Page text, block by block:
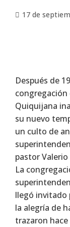
17 de
Después de
congregación
Quiquijana
su nuevo
un culto de
pastor Valerio
La
llegó invitado
la alegría de
trazaron